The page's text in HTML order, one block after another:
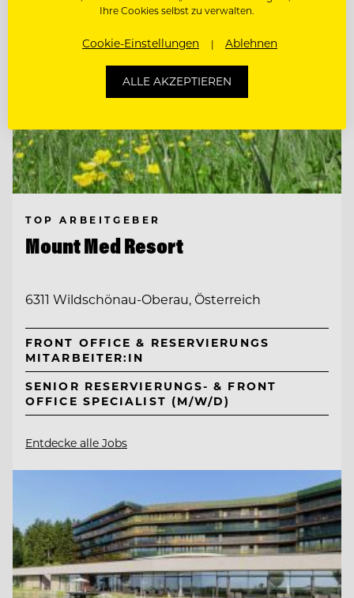
TOP ARBEITGEBER
Mount Med Resort
6311 Wildschönau-Oberau, Österreich
FRONT OFFICE & RESERVIERUNGS
MITARBEITER:IN
SENIOR RESERVIERUNGS- & FRONT
OFFICE SPECIALIST (M/W/D)
Entdecke alle Jobs
Ihre Cookies selbst zu verwalten.
Cookie-Einstellungen Ablehnen
ALLE AKZEPTIEREN